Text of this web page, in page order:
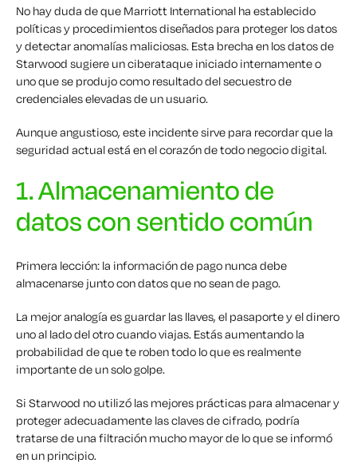
No hay duda de que Marriott International ha establecido
políticas y procedimientos diseñados para proteger los datos
y detectar anomalías maliciosas. Esta brecha en los datos de
Starwood sugiere un ciberataque iniciado internamente o
uno que se produjo como resultado del secuestro de
credenciales elevadas de un usuario.
Aunque angustioso, este incidente sirve para recordar que la
seguridad actual está en el corazón de todo negocio digital.
1. Almacenamiento de
datos con sentido común
Primera lección: la información de pago nunca debe
almacenarse junto con datos que no sean de pago.
La mejor analogía es guardar las llaves, el pasaporte y el dinero
uno al lado del otro cuando viajas. Estás aumentando la
probabilidad de que te roben todo lo que es realmente
importante de un solo golpe.
Si Starwood no utilizó las mejores prácticas para almacenar y
proteger adecuadamente las claves de cifrado, podría
tratarse de una filtración mucho mayor de lo que se informó
en un principio.